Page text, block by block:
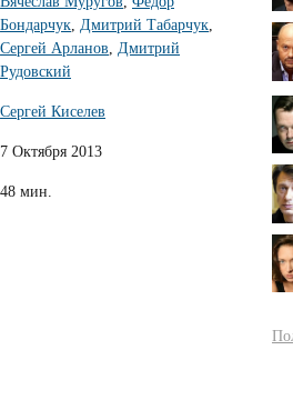
Бондарчук, Дмитрий Табарчук,
Сергей Арланов, Дмитрий
Рудовский
Сергей Киселев
7 Октября 2013
48 мин.